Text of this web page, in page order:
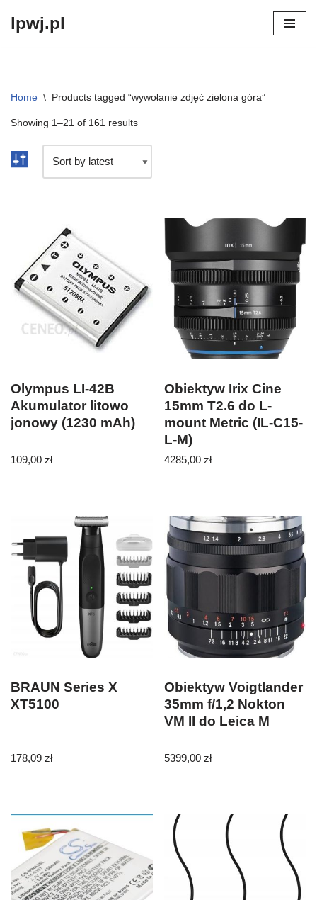
lpwj.pl
Home \ Products tagged “wywołanie zdjęć zielona góra”
Showing 1–21 of 161 results
Olympus LI-42B
Akumulator litowo
jonowy (1230 mAh)
109,00 zł
Obiektyw Irix Cine
15mm T2.6 do L-
mount Metric (IL-C15-
L-M)
4285,00zł
BRAUN Series X
XT5100
178,09 zł
Obiektyw Voigtlander
35mm f/1,2 Nokton
VM II do Leica M
5399,00zł